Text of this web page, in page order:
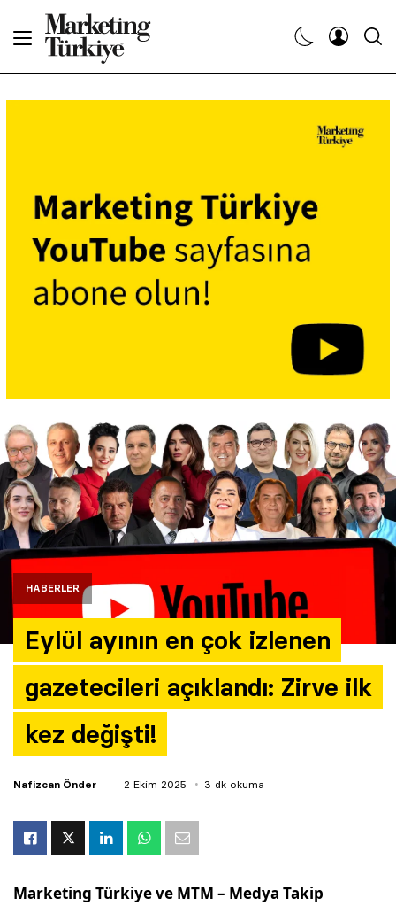
HABERLER
Eylül ayının en çok izlenen
gazetecileri açıklandı: Zirve ilk
kez değişti!
Nafizcan Önder 2 Ekim 2025 3 dk okuma
Marketing Türkiye ve MTM – Medya Takip
Dergiler
Etkinlikler
Araştırma